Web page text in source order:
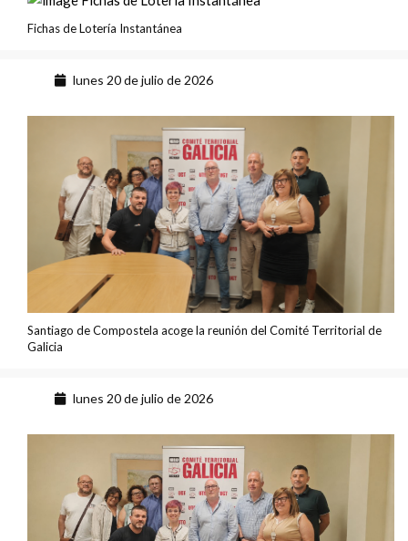
Fichas de Lotería Instantánea
lunes 20 de julio de 2026
Santiago de Compostela acoge la reunión del Comité Territorial de
Galicia
lunes 20 de julio de 2026